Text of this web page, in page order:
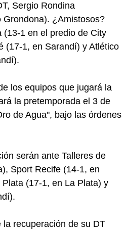
Sergio Rondina
Grondona). ¿Amistosos?
(13-1 en el predio de City
(17-1, en Sarandí) y Atlético
los equipos que jugará la
la pretemporada el 3 de
de Agua", bajo las órdenes
serán ante Talleres de
Sport Recife (14-1, en
(17-1, en La Plata) y
recuperación de su DT